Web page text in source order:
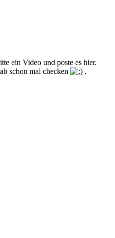
ein Video und poste es hier.
schon mal checken
.